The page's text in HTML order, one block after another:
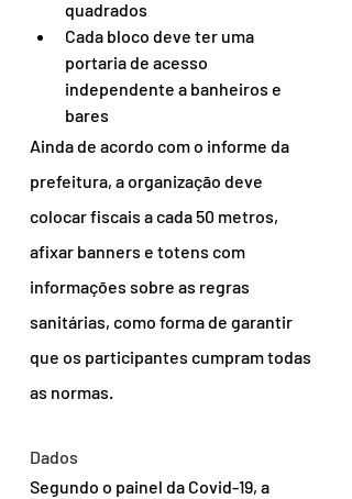
quadrados
Cada bloco deve ter uma
portaria de acesso
independente a banheiros e
bares
Ainda de acordo com o informe da
prefeitura, a organização deve
colocar fiscais a cada 50 metros,
afixar banners e totens com
informações sobre as regras
sanitárias, como forma de garantir
que os participantes cumpram todas
as normas.
Dados
Segundo o painel da Covid-19, a